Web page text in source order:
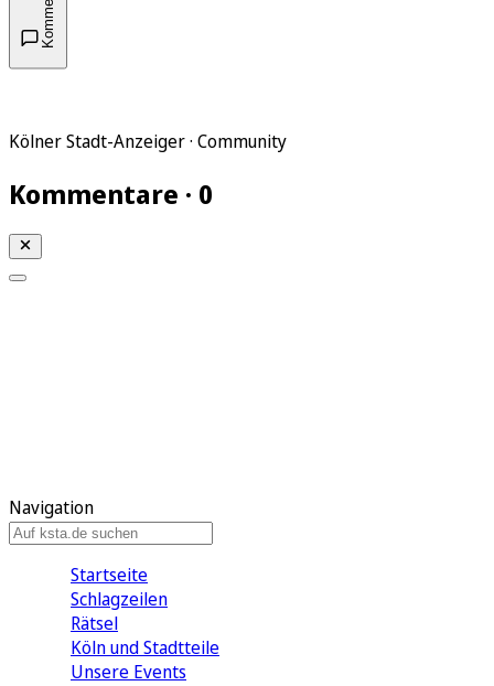
Kölner Stadt-Anzeiger · Community
Kommentare · 0
Navigation
Startseite
Schlagzeilen
Rätsel
Köln und Stadtteile
Unsere Events